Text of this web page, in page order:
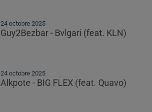
24 octobre 2025
Guy2Bezbar - Bvlgari (feat. KLN)
24 octobre 2025
Alkpote - BIG FLEX (feat. Quavo)